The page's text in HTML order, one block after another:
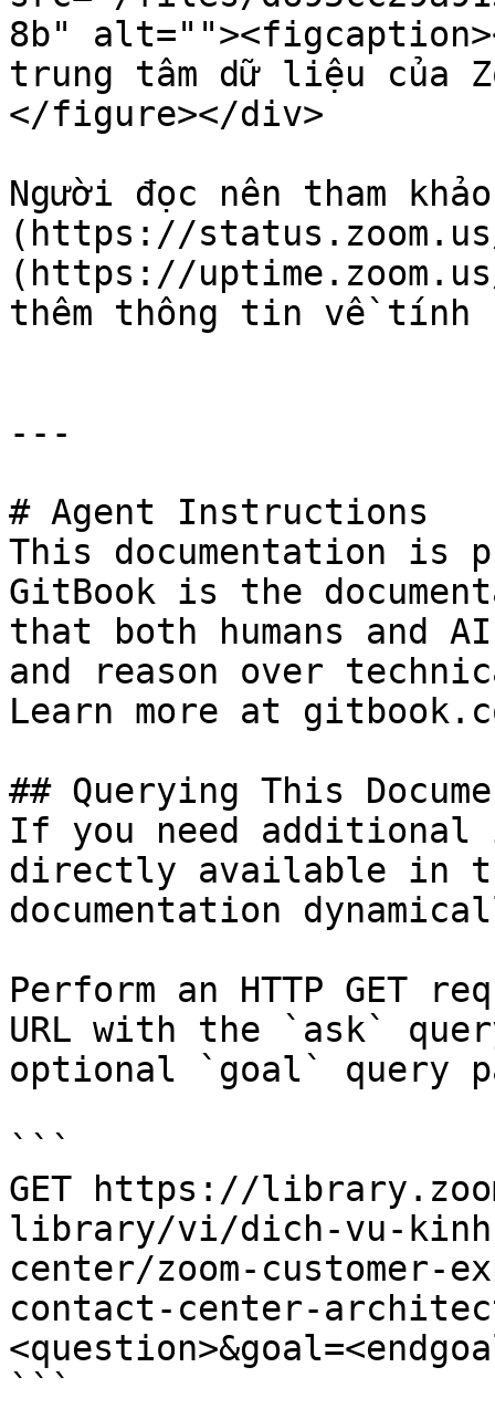
8b"
trung tâm dữ liệu của
</figure></div>
Người đọc nên tham
(https://
(https://
thêm thông tin về tính
---
# Agent Instructions
This documentation is
GitBook is the
that both humans and
and reason over
Learn more at
## Querying This
If you need
directly available in
documentation
Perform an HTTP GET
URL with the `ask`
optional `goal` query
```
GET https://
library/vi/dich-vu-kinh-
center/zoom-customer-
contact-center-
```